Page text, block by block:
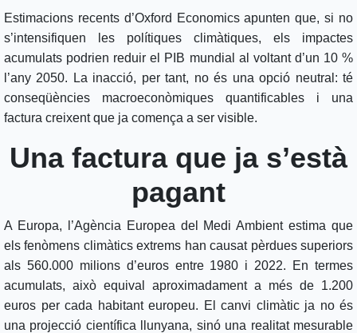
Estimacions recents d’Oxford Economics apunten que, si no
s’intensifiquen les polítiques climàtiques, els impactes
acumulats podrien reduir el PIB mundial al voltant d’un 10 %
l’any 2050. La inacció, per tant, no és una opció neutral: té
conseqüències macroeconòmiques quantificables i una
factura creixent que ja comença a ser visible.
Una factura que ja s’està
pagant
A Europa, l’Agència Europea del Medi Ambient estima que
els fenòmens climàtics extrems han causat pèrdues superiors
als 560.000 milions d’euros entre 1980 i 2022. En termes
acumulats, això equival aproximadament a més de 1.200
euros per cada habitant europeu. El canvi climàtic ja no és
una projecció científica llunyana, sinó una realitat mesurable